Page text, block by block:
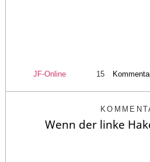
JF-Online 15
Wenn der linke